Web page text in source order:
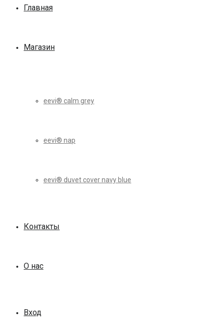
Главная
Магазин
eevi® calm grey
eevi® nap
eevi® duvet cover navy blue
Контакты
О нас
Вход